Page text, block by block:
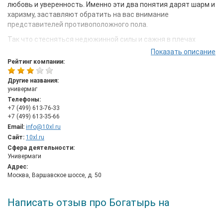
любовь и уверенность. Именно эти два понятия дарят шарм и
харизму, заставляют обратить на вас внимание
представителей противоположного пола.
Так что стесняться недюжинной силы и сажня в плечах
мужчине, как полноты и пышных форм женщине не надо.
Кроме чувства самоуважения нужна отличная качественная
одежда, которая не будет тесной, поможет утеплиться в
прохладное время и дать «дышать» коже в жару. С нашими
изделиями можно выгодно подчеркнуть достоинства фигуры
и скрыть недостатки. Наполняйте гардероб и чувствуйте
себя уверенными, зная, что природа не обделила вас
красотой тела и души.
Показать описание
Рейтинг компании:
Другие названия:
универмаг
Телефоны:
+7 (499) 613-76-33
+7 (499) 613-35-66
Email: info@10xl.ru
Сайт: 10xl.ru
Сфера деятельности:
Универмаги
Адрес:
Москва, Варшавское шоссе, д. 50
Написать отзыв про Богатырь на